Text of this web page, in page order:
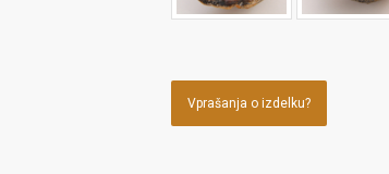
Vprašanja o izdelku?